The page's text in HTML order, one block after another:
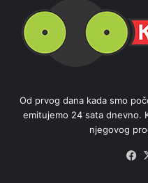
Od prvog dana kada smo
emitujemo 24 sata dnevno.
njegovog